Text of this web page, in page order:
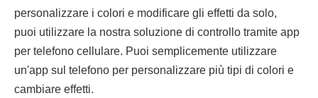
personalizzare i colori e modificare gli effetti da solo,
puoi utilizzare la nostra soluzione di controllo tramite app
per telefono cellulare. Puoi semplicemente utilizzare
un'app sul telefono per personalizzare più tipi di colori e
cambiare effetti.